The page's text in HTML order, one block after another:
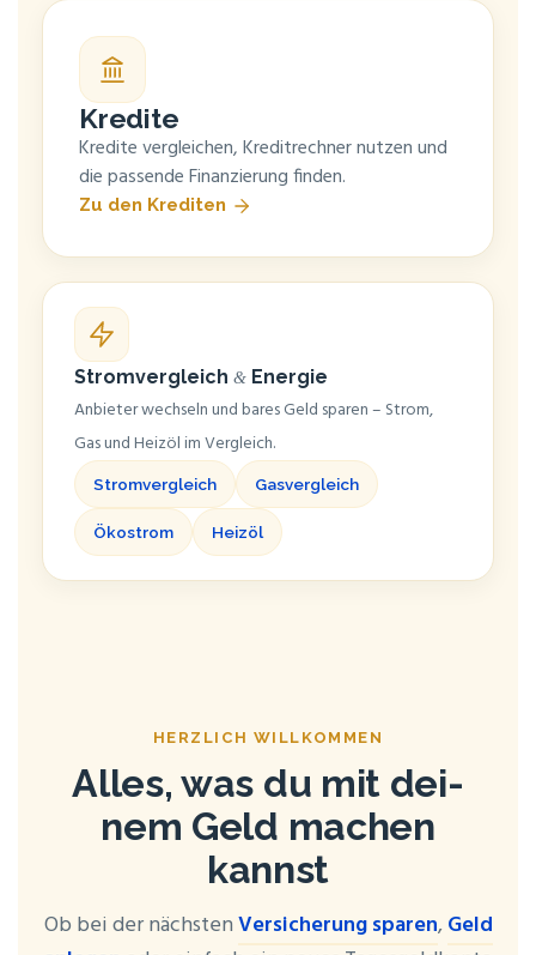
Kre­di­te
Kre­di­te ver­glei­chen, Kre­dit­rech­ner nut­zen und
die pas­sen­de Finan­zie­rung fin­den.
Zu den Krediten
Strom­ver­gleich & Ener­gie
Anbie­ter wech­seln und bares Geld spa­ren – Strom,
Gas und Heiz­öl im Vergleich.
Strom­ver­gleich Gas­ver­gleich
Öko­strom Heiz­öl
HERZ­LICH WILLKOMMEN
Alles, was du mit dei­
nem Geld machen
kannst
Ob bei der nächs­tenVer­si­che­rung spa­ren,Geld